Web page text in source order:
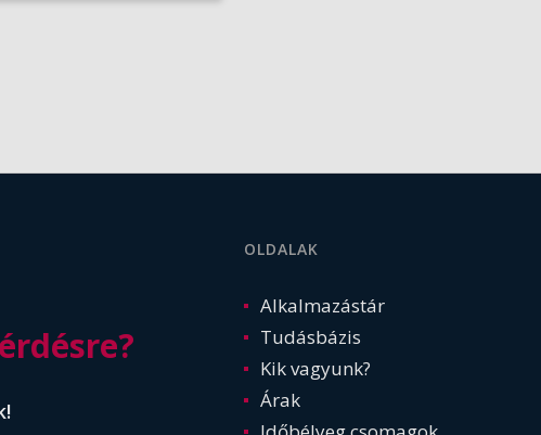
OLDALAK
Alkalmazástár
Tudásbázis
Kik vagyunk?
Árak